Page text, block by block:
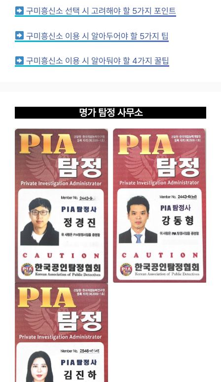
구미흥신소 선택 시 고려해야 할 5가지 포인트
구미흥신소 이용 시 알아두어야 할 5가지 팁
구미흥신소 이용 시 알아둬야 할 4가지 꿀팁
명가 탐정 사무소